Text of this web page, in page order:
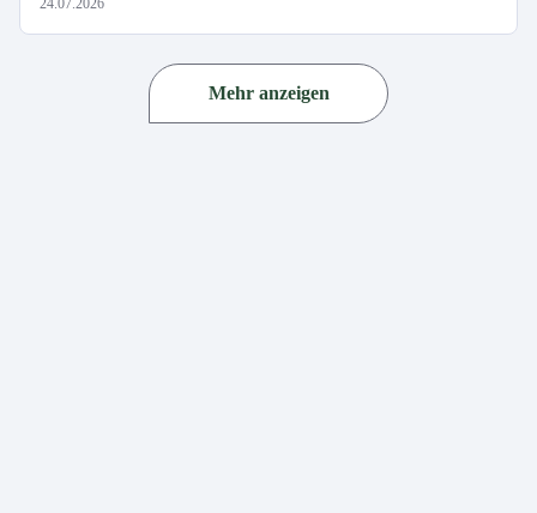
24.07.2026
Mehr anzeigen